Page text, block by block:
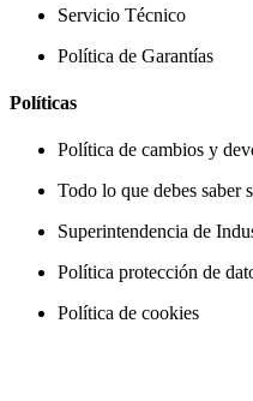
Servicio Técnico
Política de Garantías
Políticas
Política de cambios y
Todo lo que debes saber
Superintendencia de
Política protección de
Política de cookies